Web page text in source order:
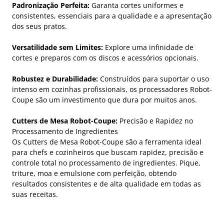
Padronização Perfeita: Garanta cortes uniformes e
consistentes, essenciais para a qualidade e a apresentação
dos seus pratos.
Versatilidade sem Limites: Explore uma infinidade de
cortes e preparos com os discos e acessórios opcionais.
Robustez e Durabilidade: Construídos para suportar o uso
intenso em cozinhas profissionais, os processadores Robot-
Coupe são um investimento que dura por muitos anos.
Cutters de Mesa Robot-Coupe: Precisão e Rapidez no
Processamento de Ingredientes
Os Cutters de Mesa Robot-Coupe são a ferramenta ideal
para chefs e cozinheiros que buscam rapidez, precisão e
controle total no processamento de ingredientes. Pique,
triture, moa e emulsione com perfeição, obtendo
resultados consistentes e de alta qualidade em todas as
suas receitas.